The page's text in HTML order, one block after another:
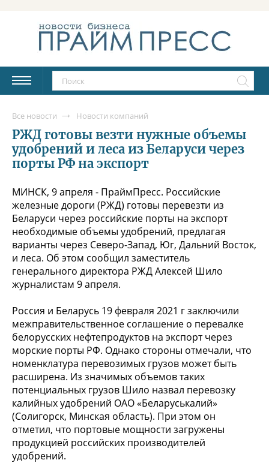
Все новости Новости компаний
РЖД готовы везти нужные объемы
удобрений и леса из Беларуси через
порты РФ на экспорт
МИНСК, 9 апреля - ПраймПресс. Российские
железные дороги (РЖД) готовы перевезти из
Беларуси через российские порты на экспорт
необходимые объемы удобрений, предлагая
варианты через Северо-Запад, Юг, Дальний Восток,
и леса. Об этом сообщил заместитель
генерального директора РЖД Алексей Шило
журналистам 9 апреля.
Россия и Беларусь 19 февраля 2021 г заключили
межправительственное соглашение о перевалке
белорусских нефтепродуктов на экспорт через
морские порты РФ. Однако стороны отмечали, что
номенклатура перевозимых грузов может быть
расширена. Из значимых объемов таких
потенциальных грузов Шило назвал перевозку
калийных удобрений ОАО «Беларуськалий»
(Солигорск, Минская область). При этом он
отметил, что портовые мощности загружены
продукцией российских производителей
удобрений.